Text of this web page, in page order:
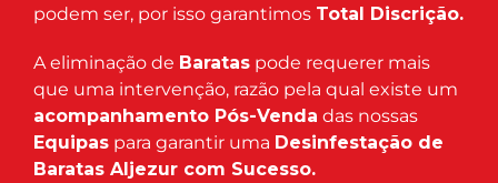
podem ser, por isso garantimos Total Discrição.
A eliminação de Baratas pode requerer mais
que uma intervenção, razão pela qual existe um
acompanhamento Pós-Venda das nossas
Equipas para garantir uma Desinfestação de
Baratas Aljezur com Sucesso.